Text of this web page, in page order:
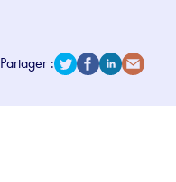
Partager :